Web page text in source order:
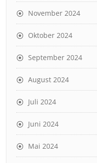
November 2024
Oktober 2024
September 2024
August 2024
Juli 2024
Juni 2024
Mai 2024